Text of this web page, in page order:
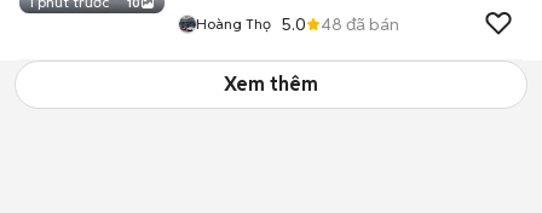
Hoàng Thọ 5.0 48 đã bán
Xem thêm